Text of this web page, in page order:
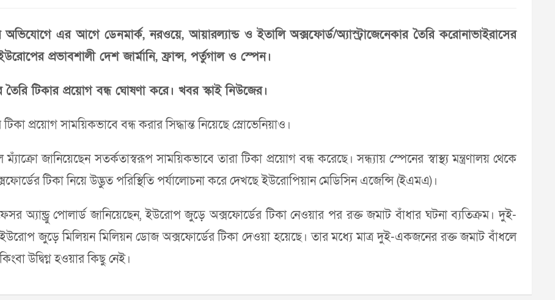
এর আগে ডেনমার্ক, নরওয়ে, আয়ারল্যান্ড ও ইতালি অক্সফোর্ড/অ্যাস্ট্রাজেনেকার তৈরি করোনাভাইরাসের
প্রভাবশালী দেশ জার্মানি, ফ্রান্স, পর্তুগাল ও স্পেন।
টিকার প্রয়োগ বন্ধ ঘোষণা করে। খবর স্কাই নিউজের।
প্রয়োগ সাময়িকভাবে বন্ধ করার সিদ্ধান্ত নিয়েছে স্লোভেনিয়াও।
ম্যাঁক্রো জানিয়েছেন সতর্কতাস্বরূপ সাময়িকভাবে তারা টিকা প্রয়োগ বন্ধ করেছে। সন্ধ্যায় স্পেনের স্বাস্থ্য মন্ত্রণালয় থেকে
টিকা নিয়ে উদ্ভুত পরিস্থিতি পর্যালোচনা করে দেখছে ইউরোপিয়ান মেডিসিন এজেন্সি (ইএমএ)।
অ্যান্ড্রু পোলার্ড জানিয়েছেন, ইউরোপ জুড়ে অক্সফোর্ডের টিকা নেওয়ার পর রক্ত জমাট বাঁধার ঘটনা ব্যতিক্রম। দুই-
জুড়ে মিলিয়ন মিলিয়ন ডোজ অক্সফোর্ডের টিকা দেওয়া হয়েছে। তার মধ্যে মাত্র দুই-একজনের রক্ত জমাট বাঁধলে
উদ্বিগ্ন হওয়ার কিছু নেই।